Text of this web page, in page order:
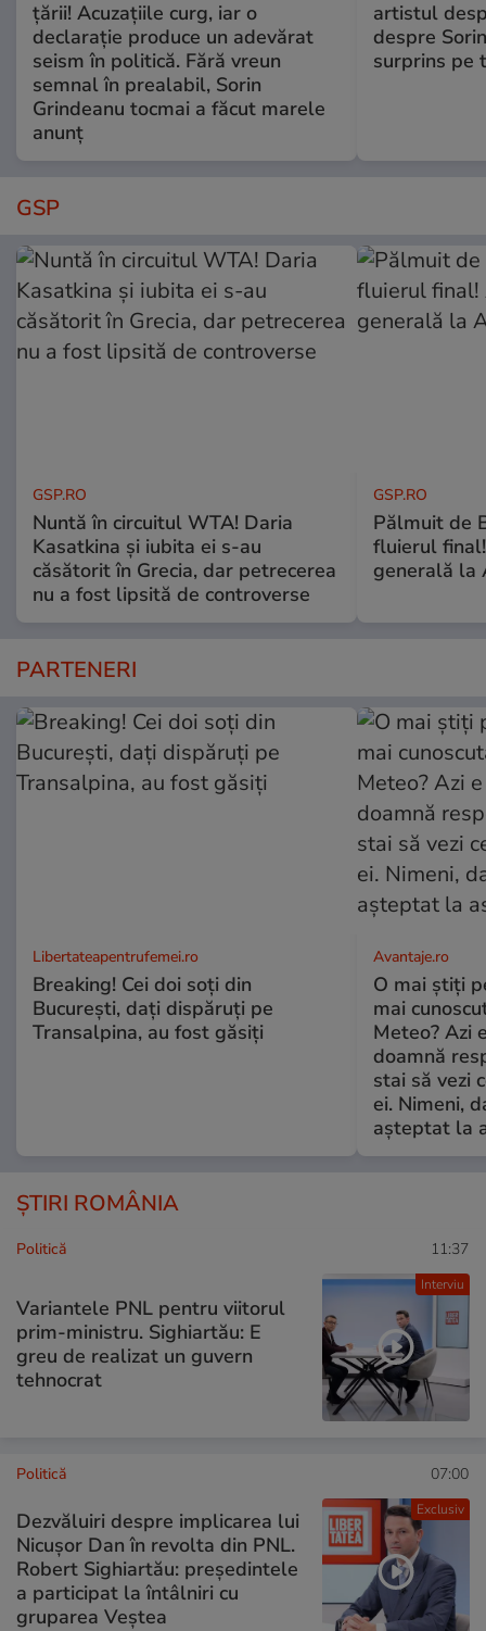
țării! Acuzațiile curg, iar o
declarație produce un adevărat
seism în politică. Fără vreun
semnal în prealabil, Sorin
Grindeanu tocmai a făcut marele
anunț
artistul
despre
surprins pe
GSP
GSP.RO
Nuntă în circuitul WTA! Daria
Kasatkina și iubita ei s-au
căsătorit în Grecia, dar petrecerea
nu a fost lipsită de controverse
GSP.RO
Pălmuit de
fluierul
generală la
PARTENERI
Libertateapentrufemei.ro
Breaking! Cei doi soți din
București, dați dispăruți pe
Transalpina, au fost găsiți
Avantaje.ro
O mai știți
mai
Meteo? Azi
doamnă
stai să vezi
ei. Nimeni,
așteptat la
ȘTIRI ROMÂNIA
Interviu
Politică 11:37
Variantele PNL pentru viitorul
prim-ministru. Sighiartău: E
greu de realizat un guvern
tehnocrat
Exclusiv
Politică 07:00
Dezvăluiri despre implicarea lui
Nicușor Dan în revolta din PNL.
Robert Sighiartău: președintele
a participat la întâlniri cu
gruparea Veștea